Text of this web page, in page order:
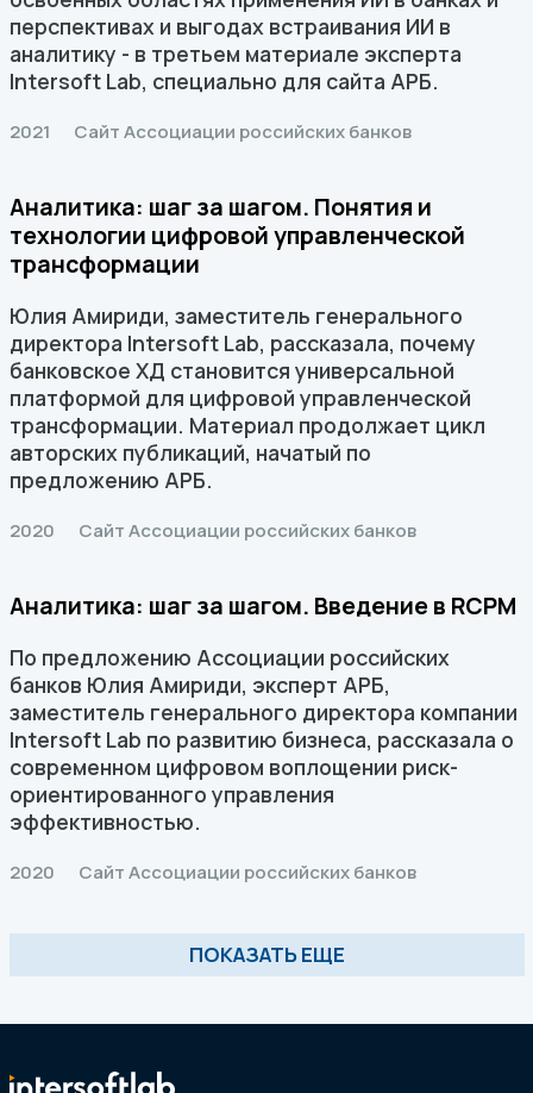
перспективах и выгодах встраивания ИИ в
аналитику - в третьем материале эксперта
Intersoft Lab, специально для сайта АРБ.
2021 Сайт Ассоциации российских банков
Аналитика: шаг за шагом. Понятия и
технологии цифровой управленческой
трансформации
Юлия Амириди, заместитель генерального
директора Intersoft Lab, рассказала, почему
банковское ХД становится универсальной
платформой для цифровой управленческой
трансформации. Материал продолжает цикл
авторских публикаций, начатый по
предложению АРБ.
2020 Сайт Ассоциации российских банков
Аналитика: шаг за шагом. Введение в RCPM
По предложению Ассоциации российских
банков Юлия Амириди, эксперт АРБ,
заместитель генерального директора компании
Intersoft Lab по развитию бизнеса, рассказала о
современном цифровом воплощении риск-
ориентированного управления
эффективностью.
2020 Сайт Ассоциации российских банков
ПОКАЗАТЬ ЕЩЕ